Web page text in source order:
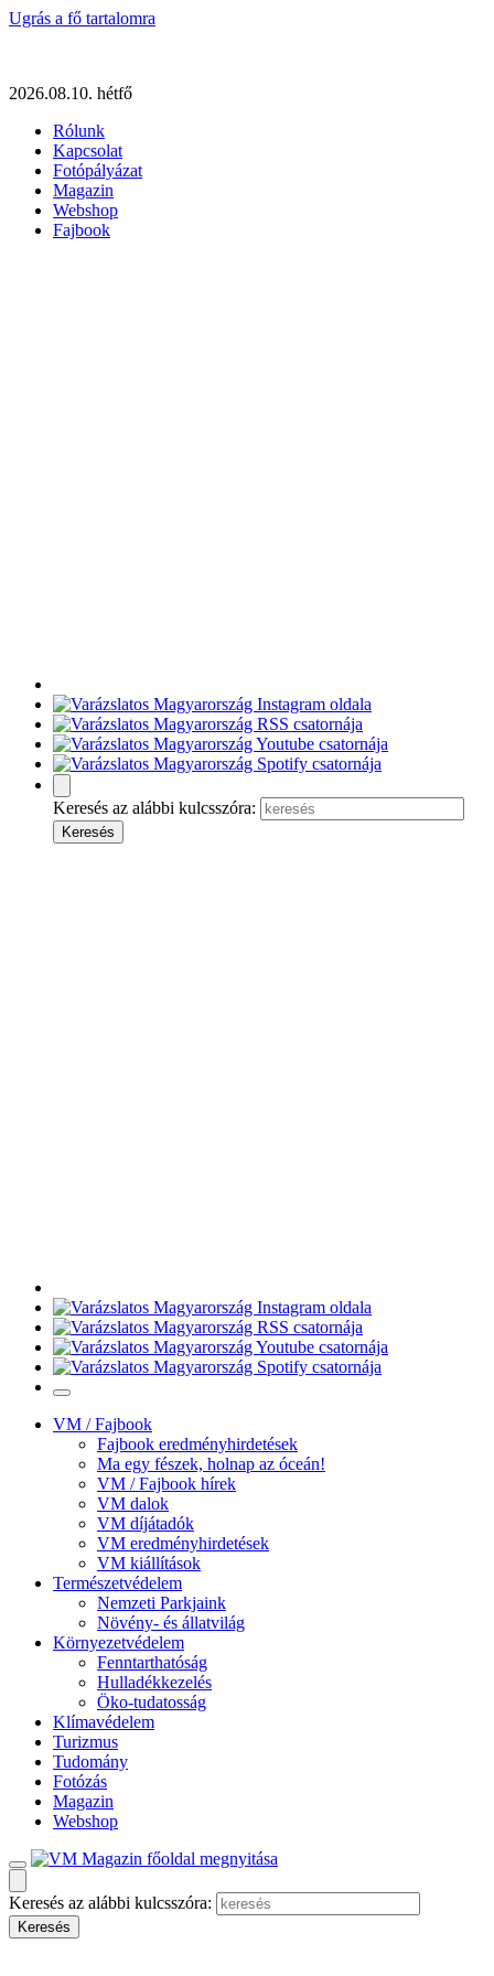
Ugrás a fő tartalomra
2026.08.10. hétfő
Rólunk
Kapcsolat
Fotópályázat
Magazin
Webshop
Fajbook
Keresés az alábbi kulcsszóra:
VM / Fajbook
Fajbook eredményhirdetések
Ma egy fészek, holnap az óceán!
VM / Fajbook hírek
VM dalok
VM díjátadók
VM eredményhirdetések
VM kiállítások
Természetvédelem
Nemzeti Parkjaink
Növény- és állatvilág
Környezetvédelem
Fenntarthatóság
Hulladékkezelés
Öko-tudatosság
Klímavédelem
Turizmus
Tudomány
Fotózás
Magazin
Webshop
Keresés az alábbi kulcsszóra: